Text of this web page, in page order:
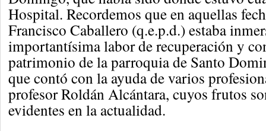
Hospital. Recordemos que en aquellas
Francisco Caballero (q.e.p.d.) estaba
importantísima labor de recuperación y
patrimonio de la parroquia de Santo
que contó con la ayuda de varios
profesor Roldán Alcántara, cuyos frutos
evidentes en la actualidad.